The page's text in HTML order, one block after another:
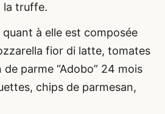
la truffe.
quant à elle est composée
fior di latte, tomates
de parme “Adobo” 24 mois
chips de parmesan,